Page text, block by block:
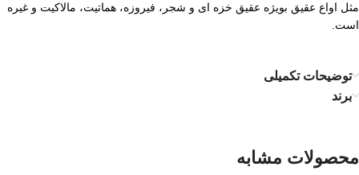
مثل اواع عقیق بویژه عقیق خزه ای و شجر، فیروزه، هماتیت، مالاکیت و غیره
است.
توضیحات تکمیلی
برند
محصولات مشابه